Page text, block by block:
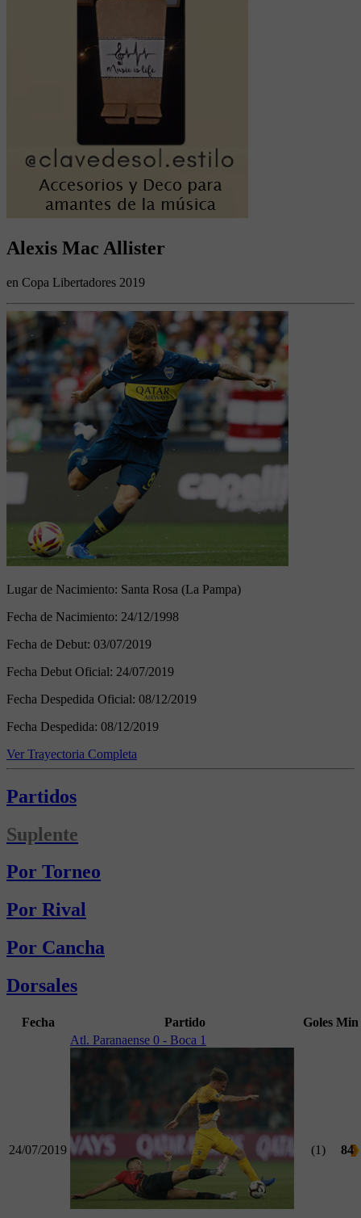
Alexis Mac Allister
en Copa Libertadores 2019
Lugar de Nacimiento: Santa Rosa (La Pampa)
Fecha de Nacimiento: 24/12/1998
Fecha de Debut: 03/07/2019
Fecha Debut Oficial: 24/07/2019
Fecha Despedida Oficial: 08/12/2019
Fecha Despedida: 08/12/2019
Ver Trayectoria Completa
Partidos
Suplente
Por Torneo
Por Rival
Por Cancha
Dorsales
Fecha Partido Goles Min
24/07/2019
Atl. Paranaense 0 - Boca 1
(1) 84